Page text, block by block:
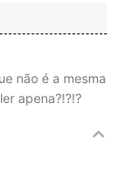
não é a mesma
apena?!?!?